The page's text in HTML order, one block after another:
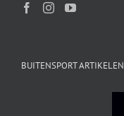
BUITENSPORT ARTIKELEN